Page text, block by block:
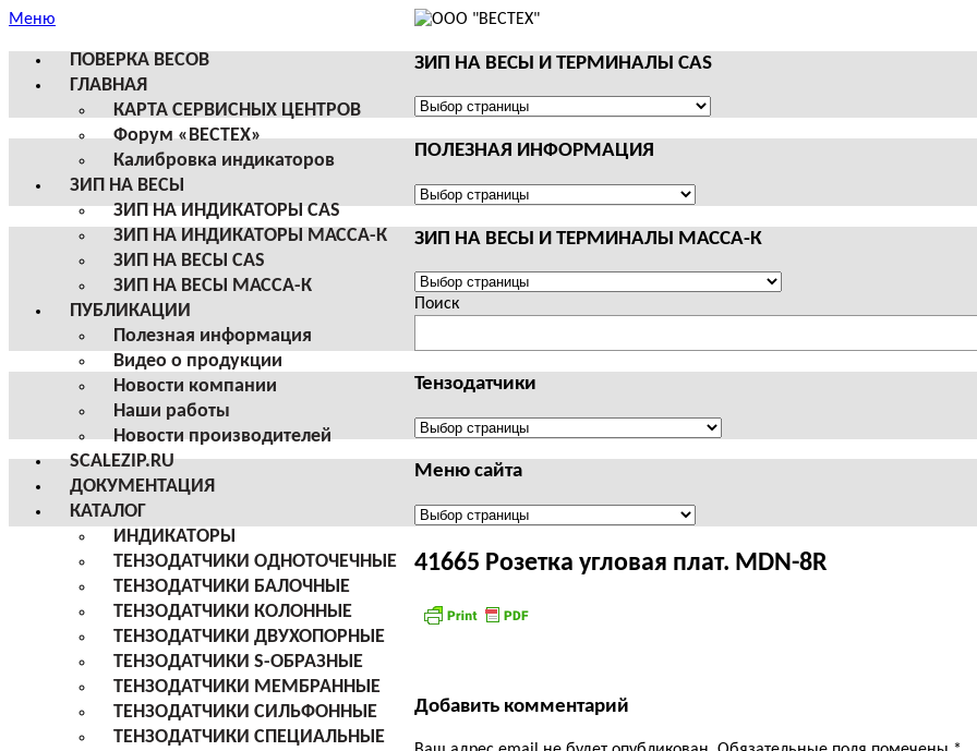
Меню
ПОВЕРКА ВЕСОВ
ГЛАВНАЯ
КАРТА СЕРВИСНЫХ ЦЕНТРОВ
Форум «ВЕСТЕХ»
Калибровка индикаторов
ЗИП НА ВЕСЫ
ЗИП НА ИНДИКАТОРЫ CAS
ЗИП НА ИНДИКАТОРЫ МАССА-К
ЗИП НА ВЕСЫ CAS
ЗИП НА ВЕСЫ МАССА-К
ПУБЛИКАЦИИ
Полезная информация
Видео о продукции
Новости компании
Наши работы
Новости производителей
SCALEZIP.RU
ДОКУМЕНТАЦИЯ
КАТАЛОГ
ИНДИКАТОРЫ
ТЕНЗОДАТЧИКИ ОДНОТОЧЕЧНЫЕ
ТЕНЗОДАТЧИКИ БАЛОЧНЫЕ
ТЕНЗОДАТЧИКИ КОЛОННЫЕ
ТЕНЗОДАТЧИКИ ДВУХОПОРНЫЕ
ТЕНЗОДАТЧИКИ S-ОБРАЗНЫЕ
ТЕНЗОДАТЧИКИ МЕМБРАННЫЕ
ТЕНЗОДАТЧИКИ СИЛЬФОННЫЕ
ТЕНЗОДАТЧИКИ СПЕЦИАЛЬНЫЕ
ЗИП НА ВЕСЫ И ТЕРМИНАЛЫ CAS
ЗИП
ВЕСЫ
ТЕРМИНАЛЫ
ПОЛЕЗНАЯ ИНФОРМАЦИЯ
ПОЛЕЗНАЯ
ЗИП НА ВЕСЫ И ТЕРМИНАЛЫ МАССА-К
ЗИП
НА
И
ТЕРМИНАЛЫ
МАССА-
Поиск
Тензодатчики
Тензодатчики
Меню сайта
Меню
41665 Розетка угловая плат. MDN-8R
Добавить комментарий